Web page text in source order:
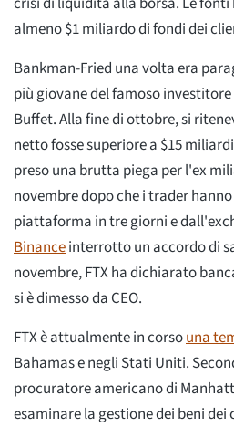
almeno $1 miliardo di fondi dei
Bankman-Fried una volta era
più giovane del famoso
Buffet. Alla fine di ottobre, si
netto fosse superiore a $15
preso una brutta piega per l'ex
novembre dopo che i trader
piattaforma in tre giorni e
Binanceinterrotto un accordo di
novembre, FTX ha dichiarato
si è dimesso da CEO.
FTX è attualmente in corsouna
Bahamas e negli Stati Uniti.
procuratore americano di
esaminare la gestione dei beni dei